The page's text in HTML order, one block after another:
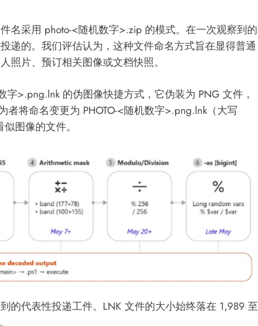
名采用 photo-<随机数字>.zip 的模式。在一次观察到的
递的。我们评估认为，这种文件命名方式旨在显得普通
照片、预订相关图像或文档快照。
>.png.lnk 的伪图像快捷方式，它伪装为 PNG 文件，
将命名变更为 PHOTO-<随机数字>.png.lnk（大写
图像的文件。
的代表性投递工件。LNK 文件的大小始终落在 1,989 至